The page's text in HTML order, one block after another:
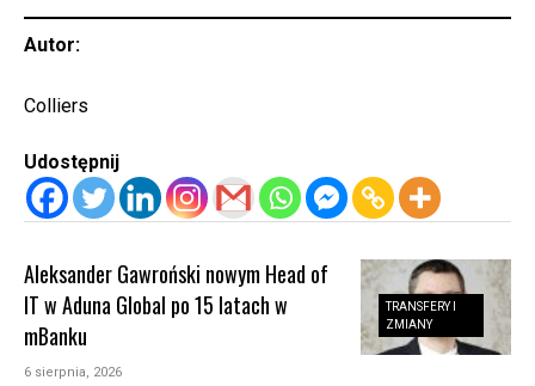
Autor:
Colliers
Udostępnij
TRANSFERY I
ZMIANY
Aleksander Gawroński nowym Head of
IT w Aduna Global po 15 latach w
mBanku
6 sierpnia, 2026